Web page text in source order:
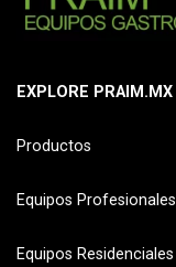
EXPLORE PRAIM.MX
Productos
Equipos Profesionales
Equipos Residenciales